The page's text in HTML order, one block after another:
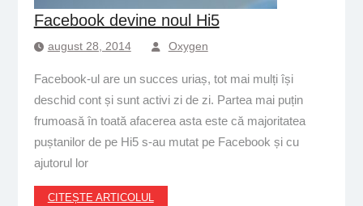
Facebook devine noul Hi5
august 28, 2014 Oxygen
Facebook-ul are un succes uriaș, tot mai mulți își
deschid cont și sunt activi zi de zi. Partea mai puțin
frumoasă în toată afacerea asta este că majoritatea
puștanilor de pe Hi5 s-au mutat pe Facebook și cu
ajutorul lor
CITEȘTE ARTICOLUL